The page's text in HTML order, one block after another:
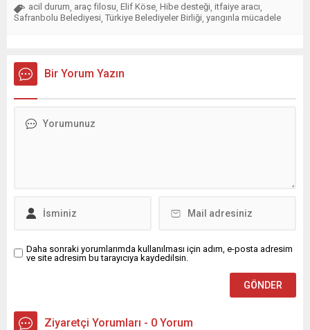
acil durum araç filosu Elif Köse Hibe desteği itfaiye aracı
Safranbolu Belediyesi Türkiye Belediyeler Birliği yangınla mücadele
Bir Yorum Yazın
Daha sonraki yorumlarımda kullanılması için adım, e-posta adresim
ve site adresim bu tarayıcıya kaydedilsin.
Ziyaretçi Yorumları - 0 Yorum